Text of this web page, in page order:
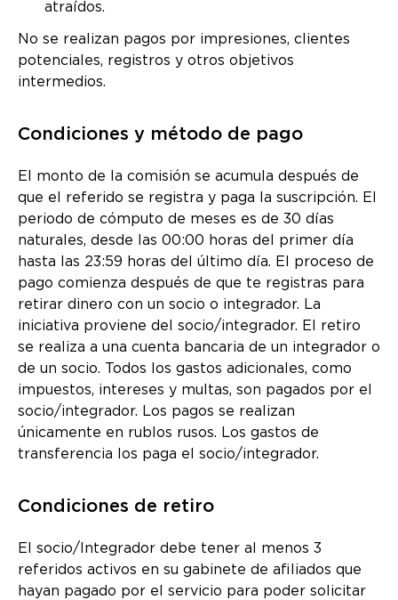
atraídos.
No se realizan pagos por impresiones, clientes
potenciales, registros y otros objetivos
intermedios.
Condiciones y método de pago
El monto de la comisión se acumula después de
que el referido se registra y paga la suscripción. El
periodo de cómputo de meses es de 30 días
naturales, desde las 00:00 horas del primer día
hasta las 23:59 horas del último día. El proceso de
pago comienza después de que te registras para
retirar dinero con un socio o integrador. La
iniciativa proviene del socio/integrador. El retiro
se realiza a una cuenta bancaria de un integrador o
de un socio. Todos los gastos adicionales, como
impuestos, intereses y multas, son pagados por el
socio/integrador. Los pagos se realizan
únicamente en rublos rusos. Los gastos de
transferencia los paga el socio/integrador.
Condiciones de retiro
El socio/Integrador debe tener al menos 3
referidos activos en su gabinete de afiliados que
hayan pagado por el servicio para poder solicitar